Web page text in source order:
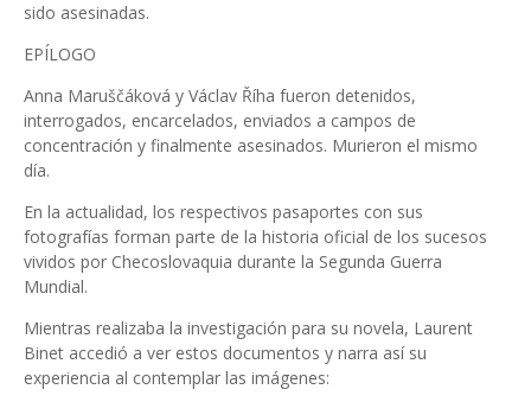
sido asesinadas.
EPÍLOGO
Anna Maruščáková y Václav Říha fueron detenidos,
interrogados, encarcelados, enviados a campos de
concentración y finalmente asesinados. Murieron el mismo
día.
En la actualidad, los respectivos pasaportes con sus
fotografías forman parte de la historia oficial de los sucesos
vividos por Checoslovaquia durante la Segunda Guerra
Mundial.
Mientras realizaba la investigación para su novela, Laurent
Binet accedió a ver estos documentos y narra así su
experiencia al contemplar las imágenes: